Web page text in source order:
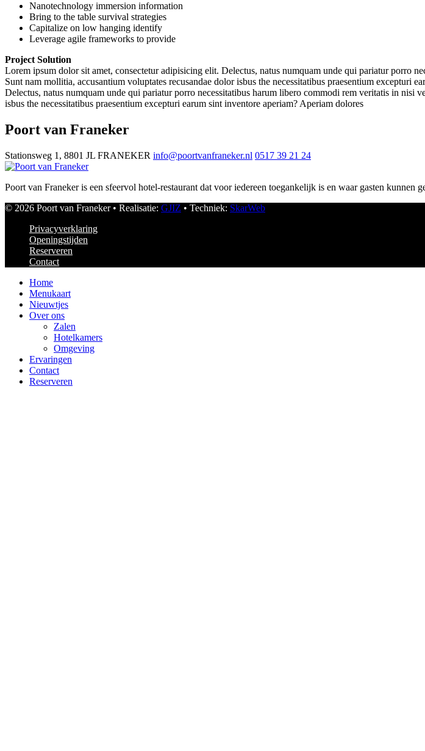
Nanotechnology immersion information
Bring to the table survival strategies
Capitalize on low hanging identify
Leverage agile frameworks to provide
Project Solution
Lorem ipsum dolor sit amet, consectetur adipisicing elit. Delectus, natus numquam unde qui pariatur porro
Sunt nam mollitia, accusantium voluptates recusandae dolor isbus the necessitatibus praesentium
Delectus, natus numquam unde qui pariatur porro necessitatibus harum libero commodi rem veritatis in nisi
isbus the necessitatibus praesentium excepturi earum sint inventore aperiam? Aperiam dolores
Poort van Franeker
Stationsweg 1, 8801 JL FRANEKER info@poortvanfraneker.nl 0517 39 21 24
Poort van Franeker is een sfeervol hotel-restaurant dat voor iedereen toegankelijk is en waar gasten kunnen
© 2026 Poort van Franeker • Realisatie: GJIZ • Techniek: SkarWeb
Privacyverklaring
Openingstijden
Reserveren
Contact
Home
Menukaart
Nieuwtjes
Over ons
Zalen
Hotelkamers
Omgeving
Ervaringen
Contact
Reserveren